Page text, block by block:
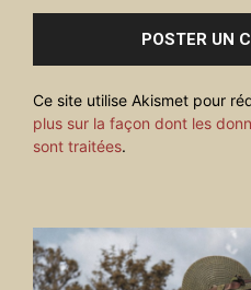
Ce site utilise Akismet pour
plus sur la façon dont les
sont traitées.